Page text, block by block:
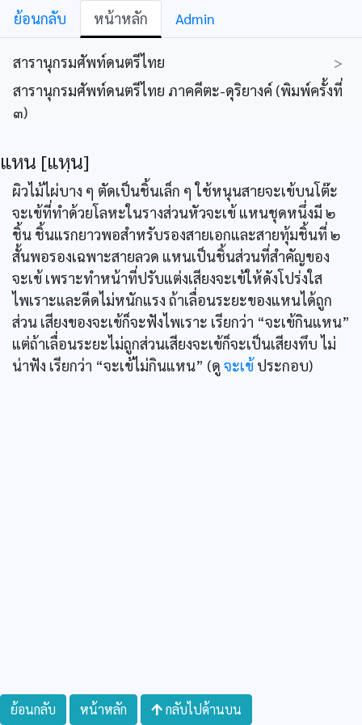
ย้อนกลับ หน้าหลัก Admin
สารานุกรมศัพท์ดนตรีไทย
>
สารานุกรมศัพท์ดนตรีไทย ภาคคีตะ-ดุริยางค์ (พิมพ์ครั้งที่
๓)
แหน [แหฺน]
ผิวไม้ไผ่บาง ๆ ตัดเป็นชิ้นเล็ก ๆ ใช้หนุนสายจะเข้บนโต๊ะ
จะเข้ที่ทำด้วยโลหะในรางส่วนหัวจะเข้ แหนชุดหนึ่งมี ๒
ชิ้น ชิ้นแรกยาวพอสำหรับรองสายเอกและสายทุ้มชิ้นที่ ๒
สั้นพอรองเฉพาะสายลวด แหนเป็นชิ้นส่วนที่สำคัญของ
จะเข้ เพราะทำหน้าที่ปรับแต่งเสียงจะเข้ให้ดังโปร่งใส
ไพเราะและดีดไม่หนักแรง ถ้าเลื่อนระยะของแหนได้ถูก
ส่วน เสียงของจะเข้ก็จะฟังไพเราะ เรียกว่า “จะเข้กินแหน”
แต่ถ้าเลื่อนระยะไม่ถูกส่วนเสียงจะเข้ก็จะเป็นเสียงทึบ ไม่
น่าฟัง เรียกว่า “จะเข้ไม่กินแหน” (ดู จะเข้ ประกอบ)
ย้อนกลับ หน้าหลัก กลับไปด้านบน